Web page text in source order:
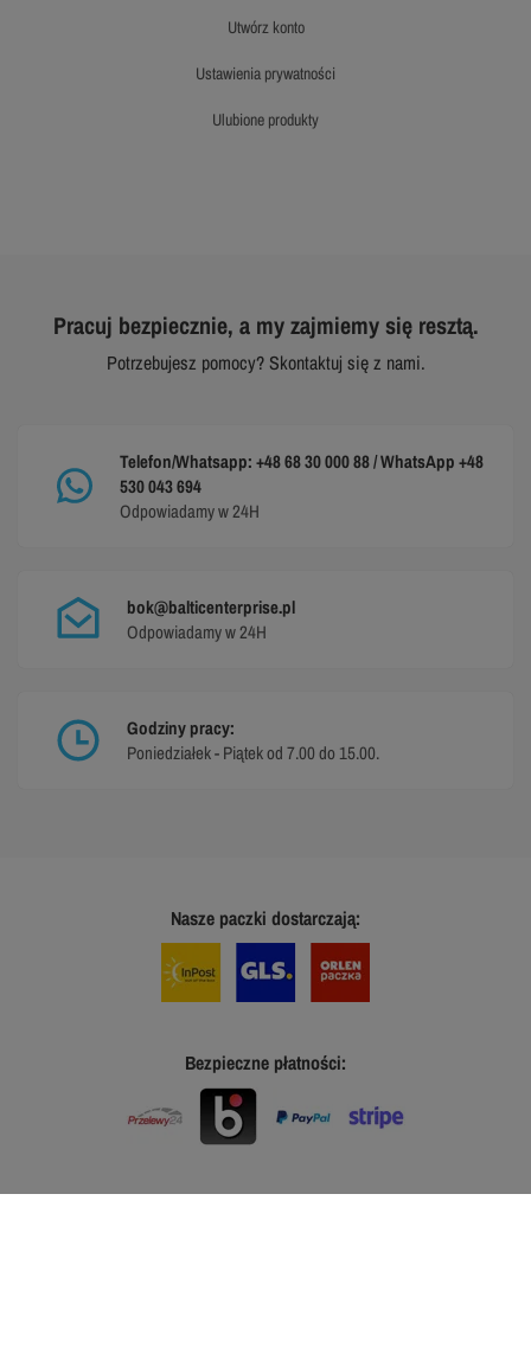
utwórz konto
ustawienia prywatności
ulubione produkty
Pracuj bezpiecznie, a my zajmiemy się resztą.
Potrzebujesz pomocy? Skontaktuj się z nami.
Telefon/Whatsapp: +48 68 30 000 88 / WhatsApp +48
530 043 694
Odpowiadamy w 24H
bok@balticenterprise.pl
Odpowiadamy w 24H
Godziny pracy:
Poniedziałek - Piątek od 7.00 do 15.00.
Nasze paczki dostarczają:
Bezpieczne płatności: